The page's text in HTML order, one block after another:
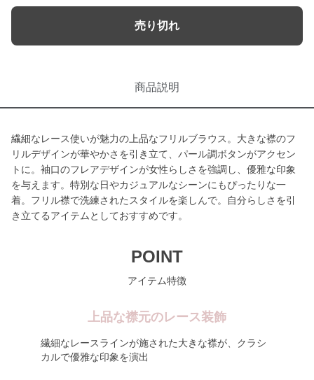
売り切れ
商品説明
繊細なレース使いが魅力の上品なフリルブラウス。大きな襟のフ
リルデザインが華やかさを引き立て、パール調ボタンがアクセン
トに。袖口のフレアデザインが女性らしさを強調し、優雅な印象
を与えます。特別な日やカジュアルなシーンにもぴったりな一
着。フリル襟で洗練されたスタイルを楽しんで。自分らしさを引
き立てるアイテムとしておすすめです。
POINT
アイテム特徴
上品な襟元のレース装飾
繊細なレースラインが施された大きな襟が、クラシ
カルで優雅な印象を演出